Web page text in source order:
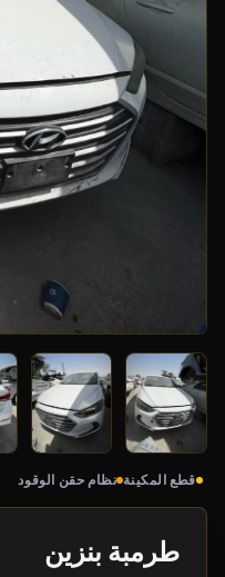
قطع المكينة نظام حقن الوقود
طرمبة بنزين